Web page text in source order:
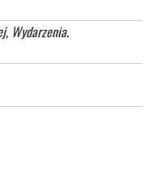
Wydarzenia.